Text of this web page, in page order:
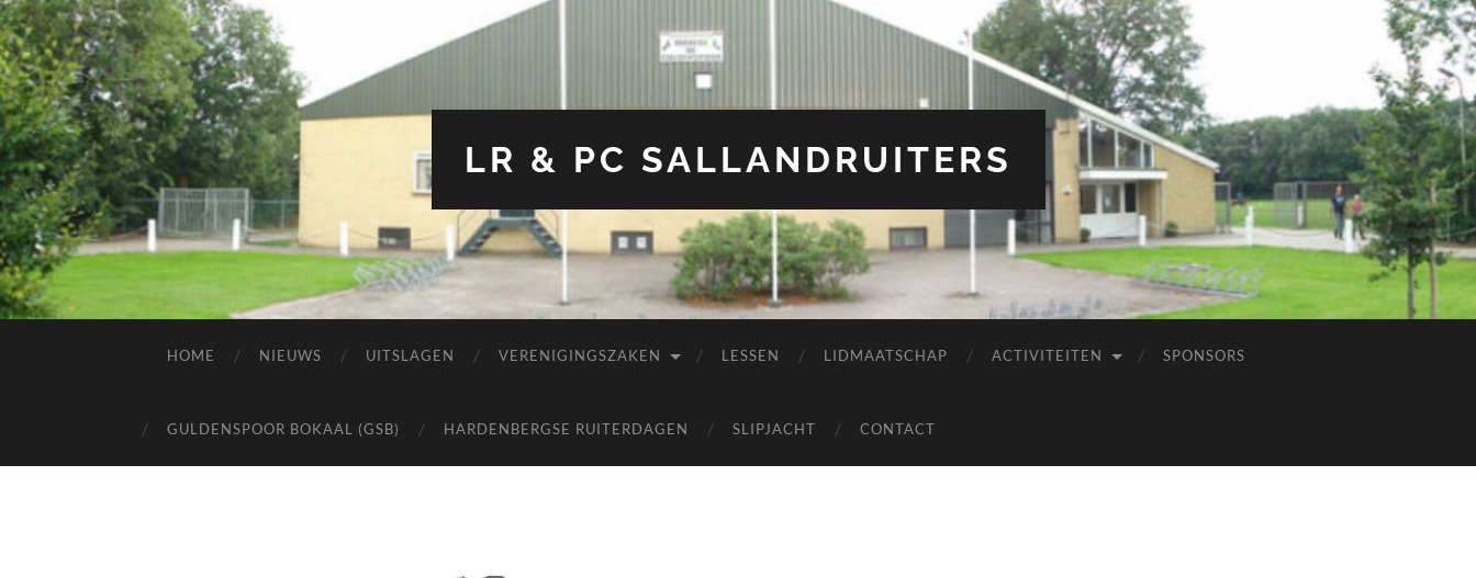
LR & PC SALLANDRUITERS
HOME NIEUWS UITSLAGEN VERENIGINGSZAKEN LESSEN LIDMAATSCHAP ACTIVITEITEN SPONSORS
GULDENSPOOR BOKAAL (GSB) HARDENBERGSE RUITERDAGEN SLIPJACHT CONTACT